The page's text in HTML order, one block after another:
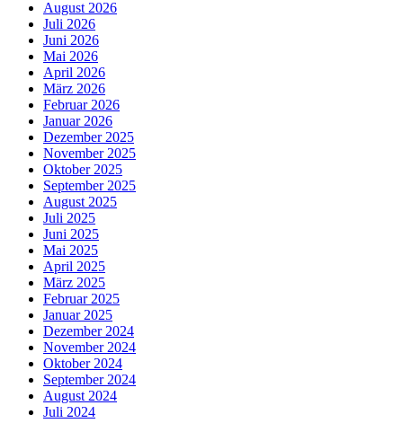
August 2026
Juli 2026
Juni 2026
Mai 2026
April 2026
März 2026
Februar 2026
Januar 2026
Dezember 2025
November 2025
Oktober 2025
September 2025
August 2025
Juli 2025
Juni 2025
Mai 2025
April 2025
März 2025
Februar 2025
Januar 2025
Dezember 2024
November 2024
Oktober 2024
September 2024
August 2024
Juli 2024